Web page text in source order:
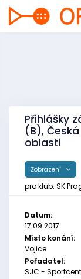
Přihlášky
(B),
oblasti
Zobrazení
pro klub: SK
Datum:
17.09.2017
Místo konání:
Vojice
Pořadatel:
SJC -